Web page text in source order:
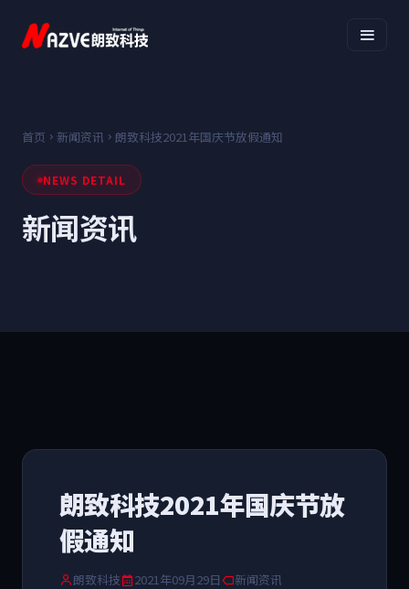
首页 新闻资讯 朗致科技2021年国庆节放假通知
NEWS DETAIL
新闻资讯
朗致科技2021年国庆节放
假通知
朗致科技 2021年09月29日 新闻资讯